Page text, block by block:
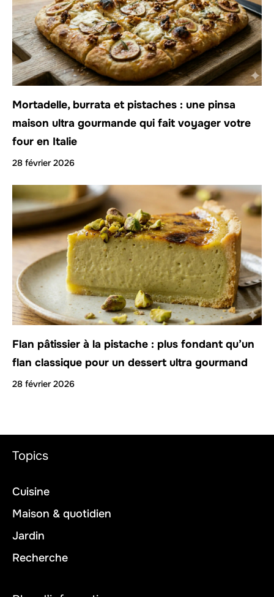
Mortadelle, burrata et pistaches : une pinsa
maison ultra gourmande qui fait voyager votre
four en Italie
28 février 2026
Flan pâtissier à la pistache : plus fondant qu’un
flan classique pour un dessert ultra gourmand
28 février 2026
Topics
Cuisine
Maison & quotidien
Jardin
Recherche